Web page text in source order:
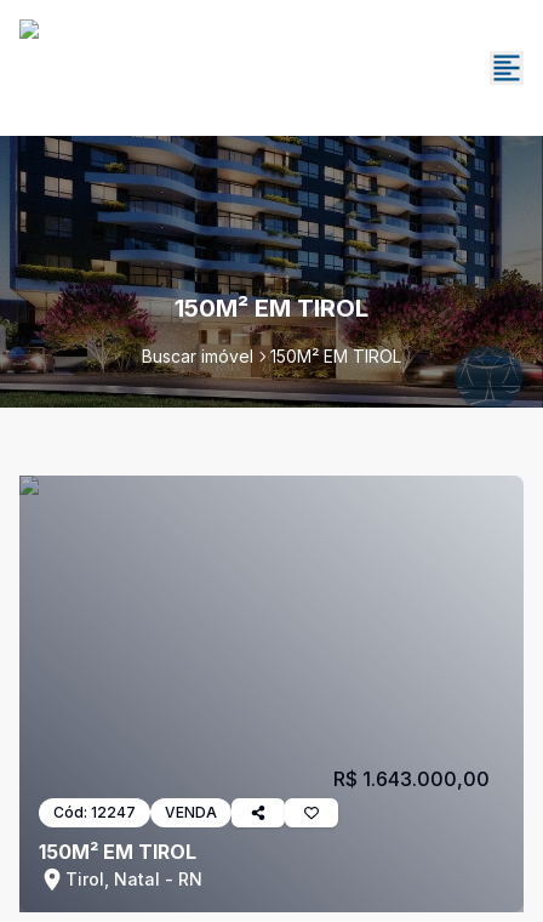
150M² EM TIROL
Buscar imóvel 150M² EM TIROL
Cód: 12247 VENDA
150M² EM TIROL
Tirol, Natal - RN
R$ 1.643.000,00